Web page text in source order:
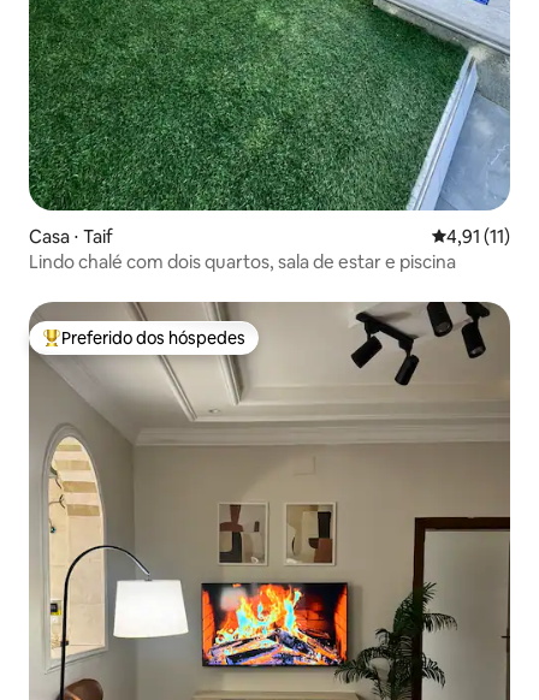
Casa ⋅ Taif 4,91 de uma
4,91 (11)
Lindo chalé com dois quartos, sala de estar e piscina
Entre os melhores preferidos dos hóspedes
Preferido dos hóspedes